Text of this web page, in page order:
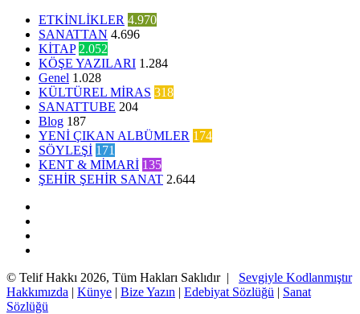
ETKİNLİKLER 4.970
SANATTAN 4.696
KİTAP 2.052
KÖŞE YAZILARI 1.284
Genel 1.028
KÜLTÜREL MİRAS 318
SANATTUBE 204
Blog 187
YENİ ÇIKAN ALBÜMLER 174
SÖYLEŞİ 171
KENT & MİMARİ 135
ŞEHİR ŞEHİR SANAT 2.644
© Telif Hakkı 2026, Tüm Hakları Saklıdır | Sevgiyle Kodlanmıştır
Hakkımızda | Künye | Bize Yazın | Edebiyat Sözlüğü | Sanat
Sözlüğü